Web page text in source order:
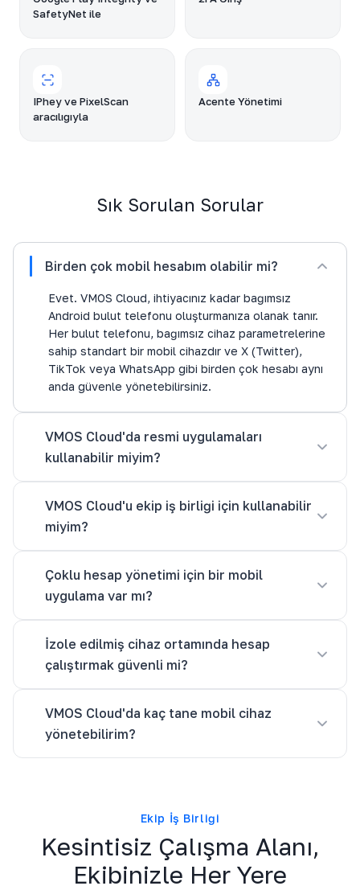
SafetyNet ile
IPhey ve PixelScan
aracılığıyla
Acente Yönetimi
Sık Sorulan Sorular
Birden çok mobil hesabım olabilir mi?
Evet. VMOS Cloud, ihtiyacınız kadar bağımsız
Android bulut telefonu oluşturmanıza olanak tanır.
Her bulut telefonu, bağımsız cihaz parametrelerine
sahip standart bir mobil cihazdır ve X (Twitter),
TikTok veya WhatsApp gibi birden çok hesabı aynı
anda güvenle yönetebilirsiniz.
VMOS Cloud'da resmi uygulamaları
kullanabilir miyim?
VMOS Cloud'u ekip iş birliği için kullanabilir
miyim?
Çoklu hesap yönetimi için bir mobil
uygulama var mı?
İzole edilmiş cihaz ortamında hesap
çalıştırmak güvenli mi?
VMOS Cloud'da kaç tane mobil cihaz
yönetebilirim?
Ekip İş Birliği
Kesintisiz Çalışma Alanı,
Ekibinizle Her Yere